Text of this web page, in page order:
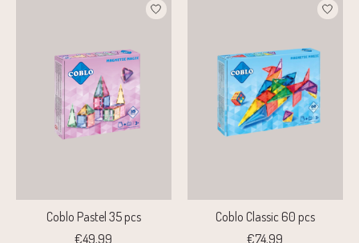
Coblo Pastel 35 pcs
€49,99
Coblo Classic 60 pcs
€74,99